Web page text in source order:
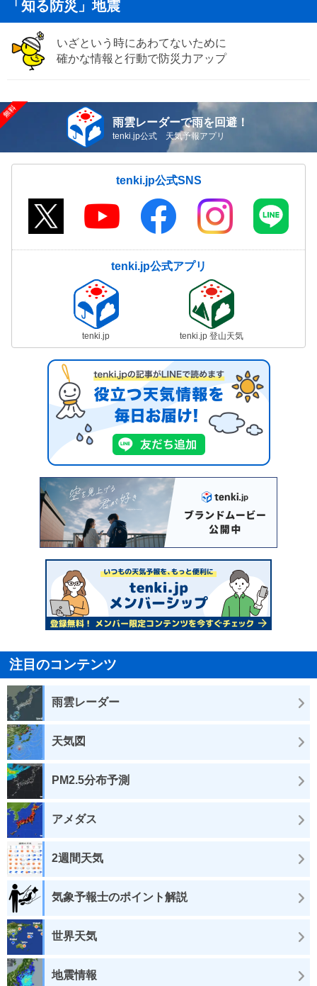
「知る防災」地震
いざという時にあわてないために
確かな情報と行動で防災力アップ
雨雲レーダーで雨を回避！
tenki.jp公式 天気予報アプリ
tenki.jp公式SNS
tenki.jp公式アプリ
tenki.jp tenki.jp 登山天気
注目のコンテンツ
雨雲レーダー
天気図
PM2.5分布予測
アメダス
2週間天気
気象予報士のポイント解説
世界天気
地震情報